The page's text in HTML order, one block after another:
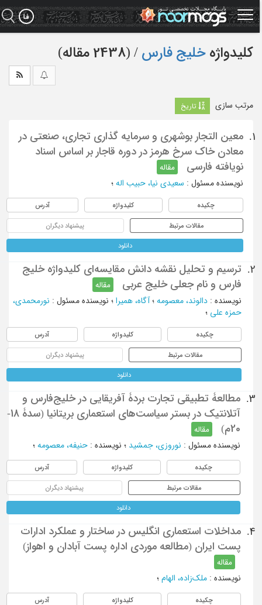
کلیدواژه خلیج فارس ‏/ (2438 مقاله)
مرتب سازی تاریخ
1.
معین التجار بوشهری و سرمایه گذاری تجاری، صنعتی در
معادن خاک سرخ هرمز در دوره قاجار بر اساس اسناد
نویافته فارسی
مقاله
نویسنده مسئول : سعیدی نیا، حبیب اله؛
چکیده کلیدواژه آدرس
مقالات مرتبط پیشنهاد دیگران
دانلود
2.
ترسیم و تحلیل نقشه دانش مقایسه‌ای کلیدواژه‌ خلیج
‌فارس و نام جعلی خلیج عربی
مقاله
نویسنده: دالوند، معصومه؛ آگاه، همیرا ؛ نویسنده مسئول : نورمحمدی،
حمزه علی ؛
چکیده کلیدواژه آدرس
مقالات مرتبط پیشنهاد دیگران
دانلود
3.
مطالعۀ تطبیقی تجارت بردۀ آفریقایی در خلیج‌فارس و
آتلانتیک در بستر سیاست‌های استعماری بریتانیا (سدۀ 18-
20م)
مقاله
نویسنده مسئول : نوروزی، جمشید؛ نویسنده: حنیفه، معصومه؛
چکیده کلیدواژه آدرس
مقالات مرتبط پیشنهاد دیگران
دانلود
4.
مداخلات استعماری انگلیس در ساختار و عملکرد ادارات
پست ایران (مطالعه موردی اداره پست آبادان و اهواز)
مقاله
نویسنده: ملک‌زاده، الهام؛
چکیده کلیدواژه آدرس